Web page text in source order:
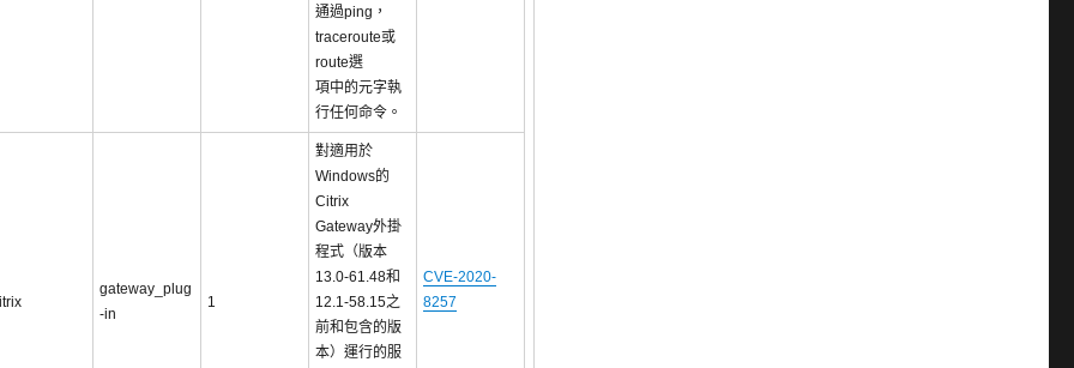
通過ping，
traceroute或
route選
項中的元字執
行任何命令。
gateway_plug
-in
1
對適用於
Windows的
Citrix
Gateway外掛
程式（版本
13.0-61.48和
12.1-58.15之
前和包含的版
本）運行的服
CVE-2020-
8257